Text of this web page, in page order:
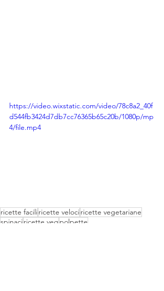
https://video.wixstatic.com/video/78c8a2_40f
d544fb3424d7db7cc76365b65c20b/1080p/mp
4/file.mp4
ricette faciliricette velociricette vegetariane
spinaciricette veg polpette